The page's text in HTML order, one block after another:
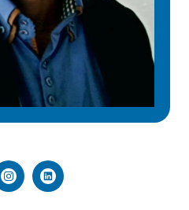
Linkedin